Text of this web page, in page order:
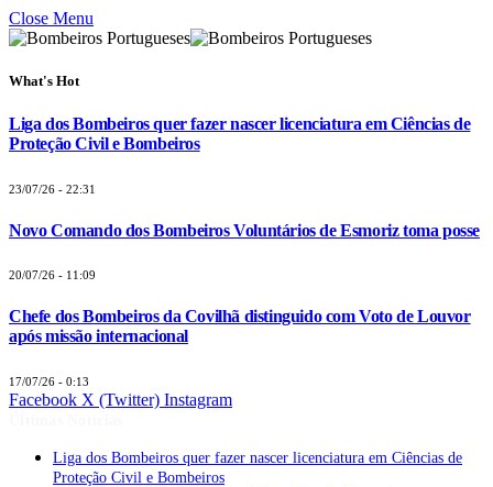
Close Menu
What's Hot
Liga dos Bombeiros quer fazer nascer licenciatura em Ciências de
Proteção Civil e Bombeiros
23/07/26 - 22:31
Novo Comando dos Bombeiros Voluntários de Esmoriz toma posse
20/07/26 - 11:09
Chefe dos Bombeiros da Covilhã distinguido com Voto de Louvor
após missão internacional
17/07/26 - 0:13
Facebook X (Twitter) Instagram
Liga dos Bombeiros quer fazer nascer licenciatura em Ciências de
Proteção Civil e Bombeiros